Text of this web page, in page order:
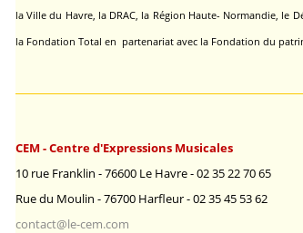
la Ville du Havre, la DRAC, la Région Haute- Normandie, le
la Fondation Total en partenariat avec la Fondation du
CEM - Centre d'Expressions Musicales
10 rue Franklin - 76600 Le Havre - 02 35 22 70 65
Rue du Moulin - 76700 Harfleur - 02 35 45 53 62
contact@le-cem.com